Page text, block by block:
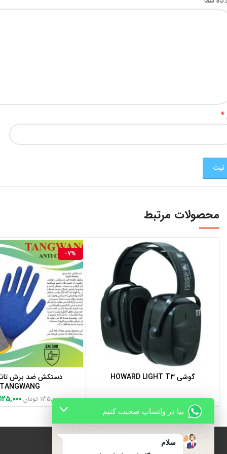
*
محصولات مرتبط
اطلاعات بیشتر گوشی HOWARD LIGHT T3
-7%
افزودن به سبد
دستکش ضد برش
TANGWANG
135,000 تومان 125,000
بیا در واتساپ صحبت کنیم
سلام